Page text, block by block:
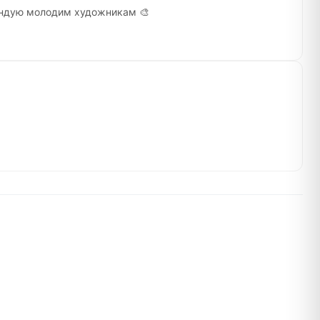
молодим художникам 🎨